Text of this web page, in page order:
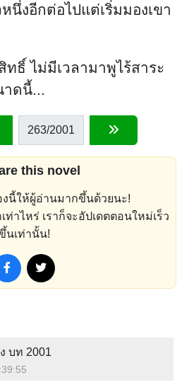
นึ่งอีกต่อไปแต่เริ่มมองเขา
ทธิ์ ไม่มีเวลามาพูไร้สาระ
าดนี้...
263/2001
this novel
งนี้ให้ผู้อ่านมากขึ้นด้วยนะ!
าไหร่ เราก็จะอัปเดตตอนใหม่เร็ว
นเท่านั้น!
บท 2001